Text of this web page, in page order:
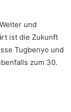
und
ist die Zukunft
Tugbenyo und
zum 30.